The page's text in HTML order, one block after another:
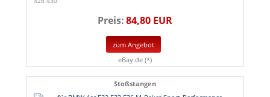
Preis:84,80 EUR
zum Angebot
eBay.de (*)
Stoßstangen